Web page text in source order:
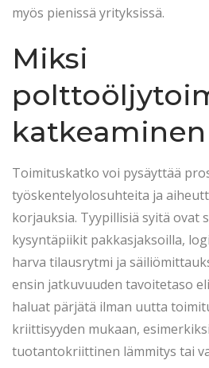
myös pienissä yrityksissä.
Miksi
Toimituskatko voi pysäyttää
työskentelyolosuhteita ja
korjauksia. Tyypillisiä syitä ovat
kysyntäpiikit pakkasjaksoilla,
harva tilausrytmi ja
ensin jatkuvuuden tavoitetaso
haluat pärjätä ilman uutta
kriittisyyden mukaan,
tuotantokriittinen lämmitys tai